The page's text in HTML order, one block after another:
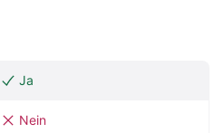
Ja
Nein